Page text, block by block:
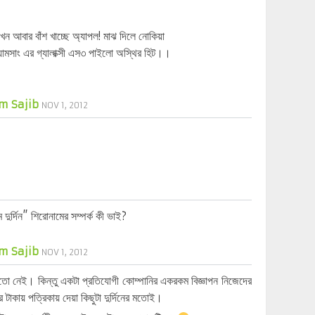
আবার বাঁশ খাচ্ছে অ্যাপল! মাঝ দিলে নোকিয়া
এর গ্যালাক্সী এস৩ পাইলো অস্থির হিট।।
Sajib NOV 1, 2012
শিরোনামের সম্পর্ক কী ভাই?
Sajib NOV 1, 2012
নেই। কিন্তু একটা প্রতিযোগী কোম্পানির একরকম বিজ্ঞাপন নিজেদের
পত্রিকায় দেয়া কিছুটা দুর্দিনের মতোই।